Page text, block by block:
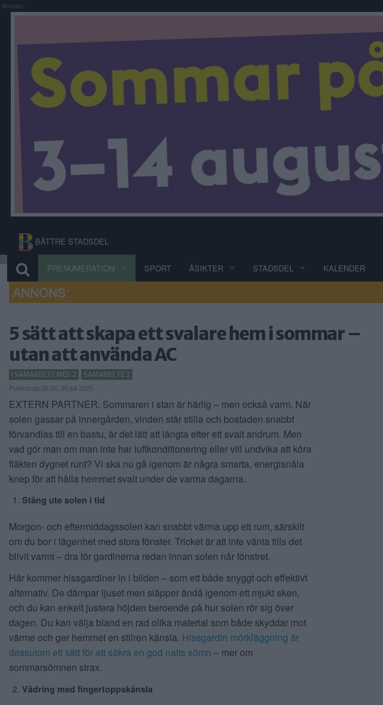
Annons:
BÄTTRE STADSDEL
PRENUMERATION SPORT ÅSIKTER STADSDEL KALENDER
5 sätt att skapa ett svalare hem i sommar –
utan att använda AC
I SAMARBETE MED 2 SAMARBETE 2
Publicerad 05:56, 30 juli 2025
EXTERN PARTNER. Sommaren i stan är härlig – men också varm. När
solen gassar på innergården, vinden står stilla och bostaden snabbt
förvandlas till en bastu, är det lätt att längta efter ett svalt andrum. Men
vad gör man om man inte har luftkonditionering eller vill undvika att köra
fläkten dygnet runt? Vi ska nu gå igenom är några smarta, energisnåla
knep för att hålla hemmet svalt under de varma dagarna.
Stäng ute solen i tid
Morgon- och eftermiddagssolen kan snabbt värma upp ett rum, särskilt
om du bor i lägenhet med stora fönster. Tricket är att inte vänta tills det
blivit varmt – dra för gardinerna redan innan solen når fönstret.
Här kommer hissgardiner in i bilden – som ett både snyggt och effektivt
alternativ. De dämpar ljuset men släpper ändå igenom ett mjukt sken,
och du kan enkelt justera höjden beroende på hur solen rör sig över
dagen. Du kan välja bland en rad olika material som både skyddar mot
värme och ger hemmet en stilren känsla. Hissgardin mörkläggning är
dessutom ett sätt för att säkra en god natts sömn – mer om
sommarsömnen strax.
Vädring med fingertoppskänsla